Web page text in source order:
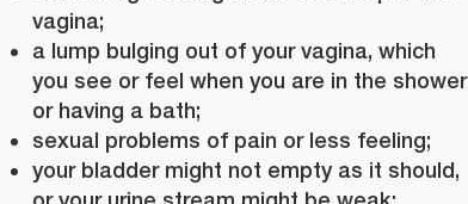
vagina;
a lump bulging out of your vagina, which
you see or feel when you are in the shower
or having a bath;
sexual problems of pain or less feeling;
your bladder might not empty as it should,